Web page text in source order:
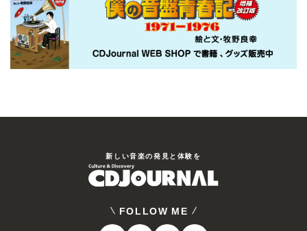
新しい⾳楽の発⾒と体験を
FOLLOW ME